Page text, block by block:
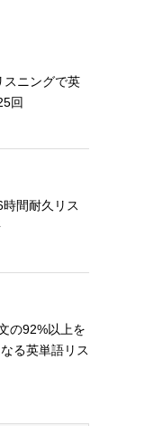
スニングで英
回
間耐久リス
の92%以上を
る英単語リス